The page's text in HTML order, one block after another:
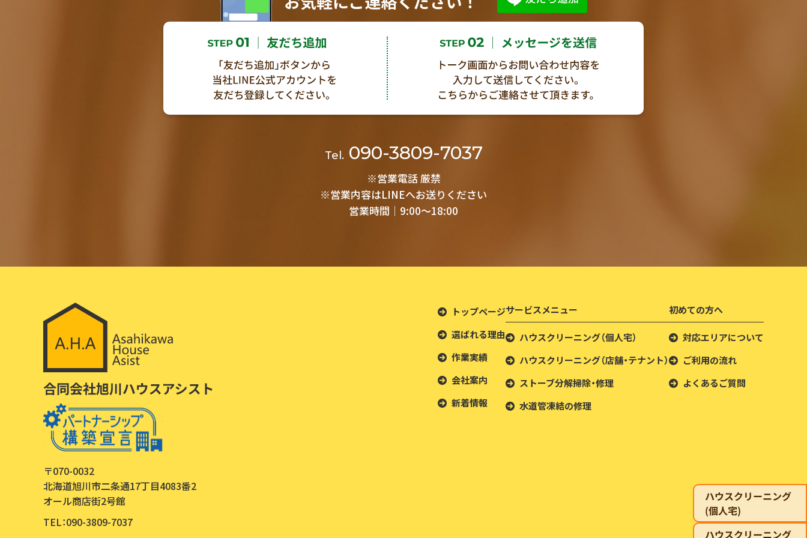
Tel.090-3809-7037
※営業電話 厳禁
※営業内容はLINEへお送りください
営業時間│9:00～18:00
〒070-0032
北海道旭川市二条通17丁目4083番2
オール商店街2号館
TEL：090-3809-7037
トップページ
選ばれる理由
作業実績
会社案内
新着情報
サービスメニュー
ハウスクリーニング（個人宅）
ハウスクリーニング（店舗・テナント）
ストーブ分解掃除・修理
水道管凍結の修理
初めての方へ
対応エリアについて
ご利用の流れ
よくあるご質問